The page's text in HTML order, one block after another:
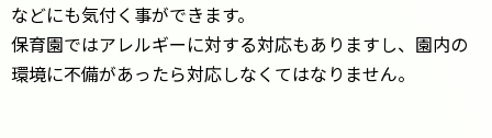
などにも気付く事ができます。
保育園ではアレルギーに対する対応もありますし、園内の
環境に不備があったら対応しなくてはなりません。